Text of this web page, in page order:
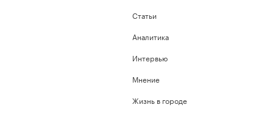
Статьи
Аналитика
Интервью
Мнение
Жизнь в городе